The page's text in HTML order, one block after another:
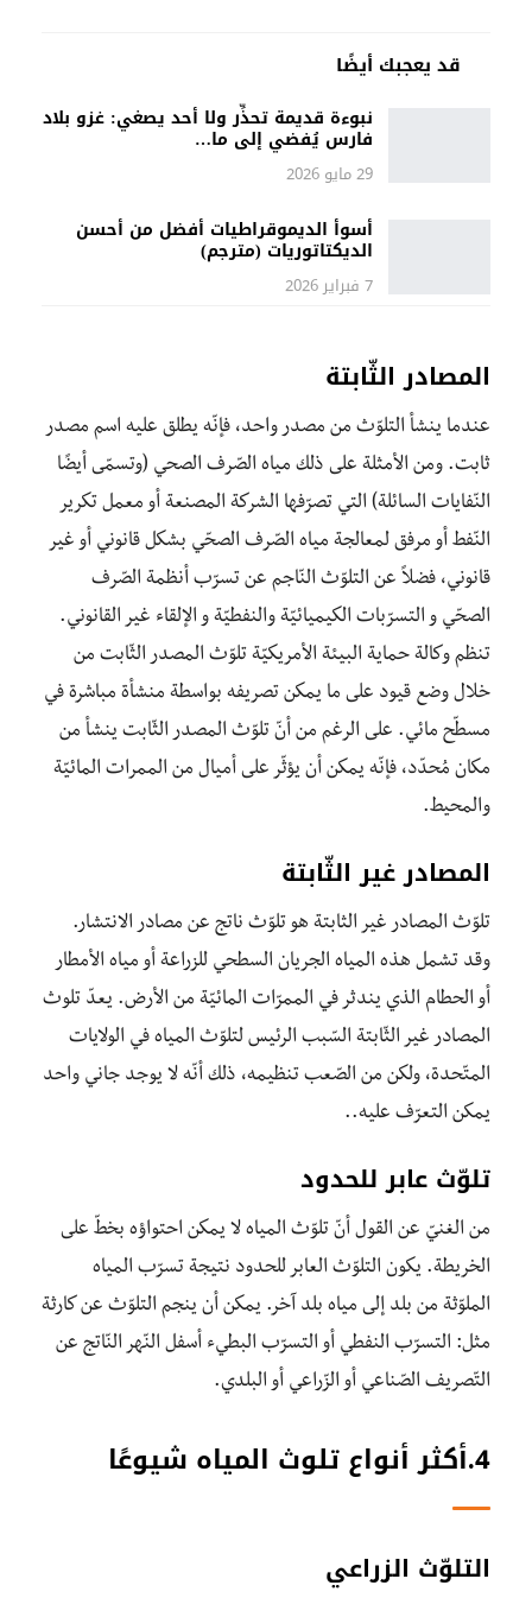
قد يعجبك أيضًا
نبوءة قديمة تحذِّر ولا أحد يصغي: غزو بلاد
فارس يُفضي إلى ما…
29 مايو 2026
أسوأ الديموقراطيات أفضل من أحسن
الديكتاتوريات (مترجم)
7 فبراير 2026
المصادر الثّابتة
عندما ينشأ التلوّث من مصدر واحد، فإنّه يطلق عليه اسم مصدر
ثابت. ومن الأمثلة على ذلك مياه الصّرف الصحي (وتسمّى أيضًا
النّفايات السائلة) التي تصرّفها الشركة المصنعة أو معمل تكرير
النّفط أو مرفق لمعالجة مياه الصّرف الصحّي بشكل قانوني أو غير
قانوني، فضلاً عن التلوّث النّاجم عن تسرّب أنظمة الصّرف
الصحّي و التسرّبات الكيميائيّة والنفطيّة و الإلقاء غير القانوني.
تنظم وكالة حماية البيئة الأمريكيّة تلوّث المصدر الثّابت من
خلال وضع قيود على ما يمكن تصريفه بواسطة منشأة مباشرة في
مسطّح مائي. على الرغم من أنّ تلوّث المصدر الثّابت ينشأ من
مكان مُحدّد، فإنّه يمكن أن يؤثّر على أميال من الممرات المائيّة
والمحيط.
المصادر غير الثّابتة
تلوّث المصادر غير الثابتة هو تلوّث ناتج عن مصادر الانتشار.
وقد تشمل هذه المياه الجريان السطحي للزراعة أو مياه الأمطار
أو الحطام الذي يندثر في الممرّات المائيّة من الأرض. يعدّ تلوث
المصادر غير الثّابتة السّبب الرئيس لتلوّث المياه في الولايات
المتّحدة، ولكن من الصّعب تنظيمه، ذلك أنّه لا يوجد جاني واحد
يمكن التعرّف عليه..
تلوّث عابر للحدود
من الغنيّ عن القول أنّ تلوّث المياه لا يمكن احتواؤه بخطّ على
الخريطة. يكون التلوّث العابر للحدود نتيجة تسرّب المياه
الملوّثة من بلد إلى مياه بلد آخر. يمكن أن ينجم التلوّث عن كارثة
مثل: التسرّب النفطي أو التسرّب البطيء أسفل النّهر النّاتج عن
التّصريف الصّناعي أو الزّراعي أو البلدي.
4.أكثر أنواع تلوث المياه شيوعًا
التلوّث الزراعي